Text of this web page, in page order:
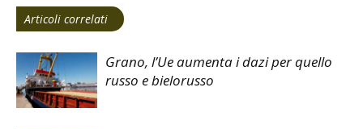
Articoli correlati
Grano, l’Ue aumenta i dazi per quello
russo e bielorusso